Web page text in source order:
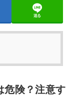
送る
危険？注意す